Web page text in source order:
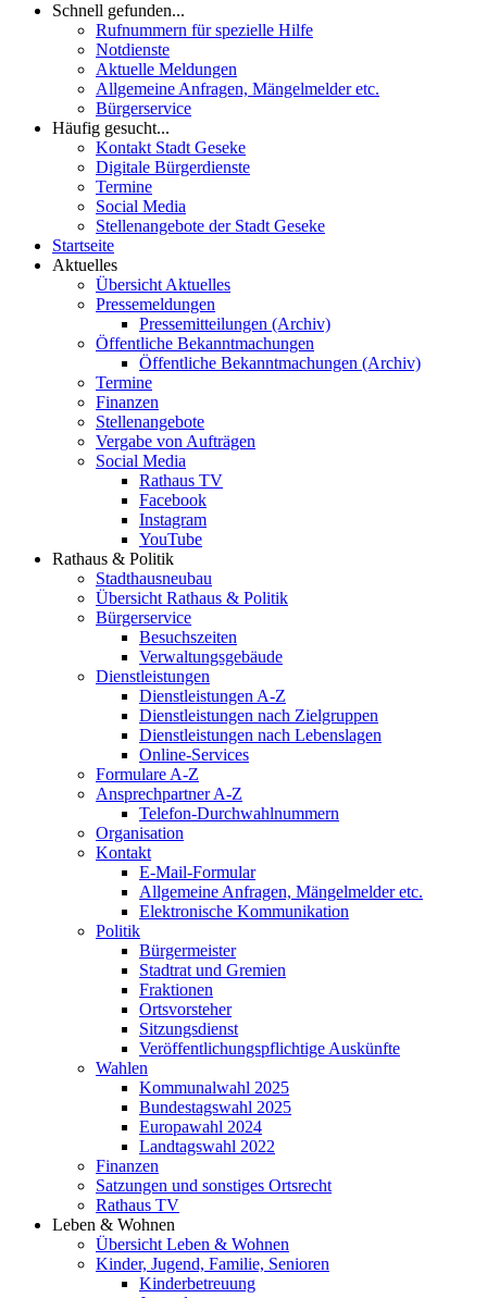
Schnell gefunden...
Rufnummern für spezielle Hilfe
Notdienste
Aktuelle Meldungen
Allgemeine Anfragen, Mängelmelder etc.
Bürgerservice
Häufig gesucht...
Kontakt Stadt Geseke
Digitale Bürgerdienste
Termine
Social Media
Stellenangebote der Stadt Geseke
Startseite
Aktuelles
Übersicht Aktuelles
Pressemeldungen
Pressemitteilungen (Archiv)
Öffentliche Bekanntmachungen
Öffentliche Bekanntmachungen (Archiv)
Termine
Finanzen
Stellenangebote
Vergabe von Aufträgen
Social Media
Rathaus TV
Facebook
Instagram
YouTube
Rathaus & Politik
Stadthausneubau
Übersicht Rathaus & Politik
Bürgerservice
Besuchszeiten
Verwaltungsgebäude
Dienstleistungen
Dienstleistungen A-Z
Dienstleistungen nach Zielgruppen
Dienstleistungen nach Lebenslagen
Online-Services
Formulare A-Z
Ansprechpartner A-Z
Telefon-Durchwahlnummern
Organisation
Kontakt
E-Mail-Formular
Allgemeine Anfragen, Mängelmelder etc.
Elektronische Kommunikation
Politik
Bürgermeister
Stadtrat und Gremien
Fraktionen
Ortsvorsteher
Sitzungsdienst
Veröffentlichungspflichtige Auskünfte
Wahlen
Kommunalwahl 2025
Bundestagswahl 2025
Europawahl 2024
Landtagswahl 2022
Finanzen
Satzungen und sonstiges Ortsrecht
Rathaus TV
Leben & Wohnen
Übersicht Leben & Wohnen
Kinder, Jugend, Familie, Senioren
Kinderbetreuung